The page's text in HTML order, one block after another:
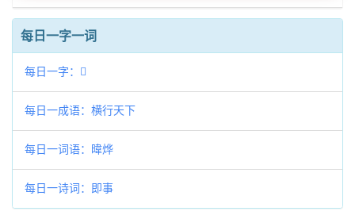
每日一字一词
每日一字：𩲱
每日一成语：横行天下
每日一词语：暐烨
每日一诗词：即事